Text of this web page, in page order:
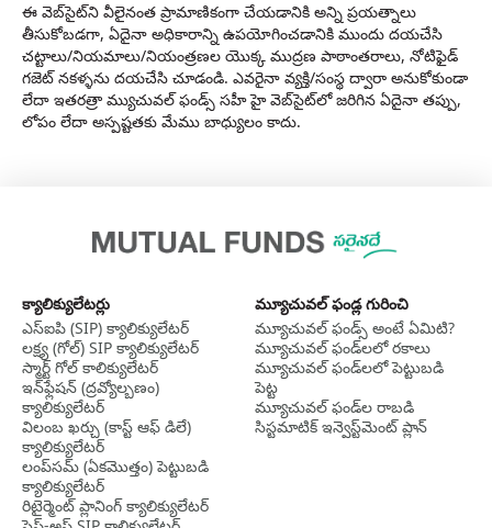
ఈ వెబ్‌సైట్‌ని వీలైనంత ప్రామాణికంగా చేయడానికి అన్ని ప్రయత్నాలు
తీసుకోబడగా, ఏదైనా అధికారాన్ని ఉపయోగించడానికి ముందు దయచేసి
చట్టాలు/నియమాలు/నియంత్రణల యొక్క ముద్రణ పాఠాంతరాలు, నోటిఫైడ్
గజెట్ నకళ్ళను దయచేసి చూడండి. ఎవరైనా వ్యక్తి/సంస్థ ద్వారా అనుకోకుండా
లేదా ఇతరత్రా మ్యుచువల్ ఫండ్స్ సహీ హై వెబ్‌సైట్‌లో జరిగిన ఏదైనా తప్పు,
లోపం లేదా అస్పష్టతకు మేము బాధ్యులం కాదు.
క్యాలిక్యులేటర్లు
ఎస్‌ఐపి (SIP) క్యాలిక్యులేటర్
లక్ష్య (గోల్) SIP క్యాలిక్యులేటర్
స్మార్ట్ గోల్ కాలిక్యులేటర్
ఇన్‌ఫ్లేషన్ (ద్రవ్యోల్బణం)
క్యాలిక్యులేటర్
విలంబ ఖర్చు (కాస్ట్ ఆఫ్ డిలే)
క్యాలిక్యులేటర్
లంప్‌సమ్ (ఏకమొత్తం) పెట్టుబడి
క్యాలిక్యులేటర్
రిటైర్మెంట్ ప్లానింగ్ క్యాలిక్యులేటర్
మ్యూచువల్ ఫండ్ల గురించి
మ్యూచువల్ ఫండ్స్ అంటే ఏమిటి?
మ్యూచువల్ ఫండ్‌లలో రకాలు
మ్యూచువల్ ఫండ్‌లలో పెట్టుబడి
పెట్ట
మ్యూచువల్ ఫండ్‌ల రాబడి
సిస్టమాటిక్ ఇన్వెస్ట్‌‌మెంట్ ప్లాన్